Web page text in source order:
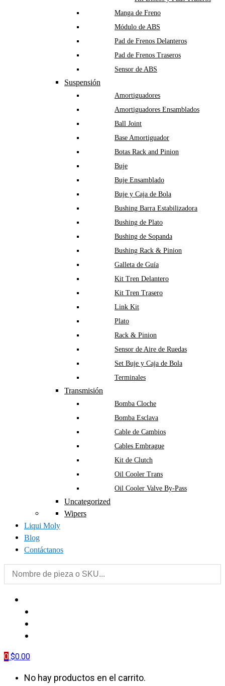
Manga de Freno
Módulo de ABS
Pad de Frenos Delanteros
Pad de Frenos Traseros
Sensor de ABS
Suspensión
Amortiguadores
Amortiguadores Ensamblados
Ball Joint
Base Amortiguador
Botas Rack and Pinion
Buje
Buje Ensamblado
Buje y Caja de Bola
Bushing Barra Estabilizadora
Bushing de Plato
Bushing de Sopanda
Bushing Rack & Pinion
Galleta de Guía
Kit Tren Delantero
Kit Tren Trasero
Link Kit
Plato
Rack & Pinion
Sensor de Aire de Ruedas
Set Buje y Caja de Bola
Terminales
Transmisión
Bomba Cloche
Bomba Esclava
Cable de Cambios
Cables Embrague
Kit de Clutch
Oil Cooler Trans
Oil Cooler Valve By-Pass
Uncategorized
Wipers
Liqui Moly
Blog
Contáctanos
0 $0.00
No hay productos en el carrito.